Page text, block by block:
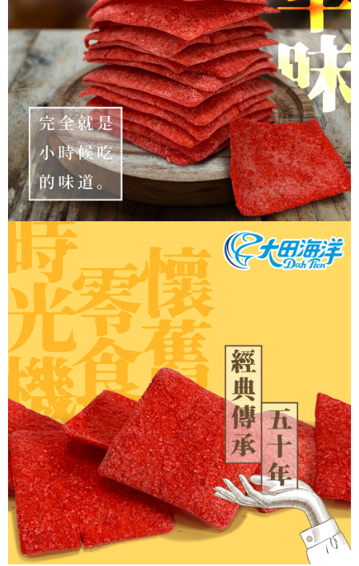
５．嚴禁一人註冊多個帳號或使用他人資訊註冊。若發現惡意使用之情形，
恩沛科技股份有限公司將有權停止該用戶之使用額度並採取法律行動。